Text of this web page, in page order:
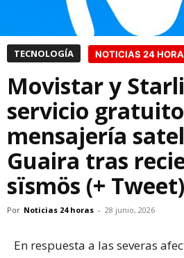
TECNOLOGÍA NOTICIAS 24
Movistar y
servicio
mensajería
Guaira tras
sïsmös (+ Tweet)
Por Noticias 24 horas - 28 junio, 2026
En respuesta a las severas